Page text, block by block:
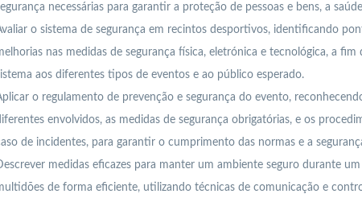
necessárias para garantir a proteção de pessoas e bens, a
o sistema de segurança em recintos desportivos, identificando
nas medidas de segurança física, eletrónica e tecnológica, a
aos diferentes tipos de eventos e ao público esperado.
o regulamento de prevenção e segurança do evento,
envolvidos, as medidas de segurança obrigatórias, e os
de incidentes, para garantir o cumprimento das normas e a
medidas eficazes para manter um ambiente seguro durante
de forma eficiente, utilizando técnicas de comunicação e